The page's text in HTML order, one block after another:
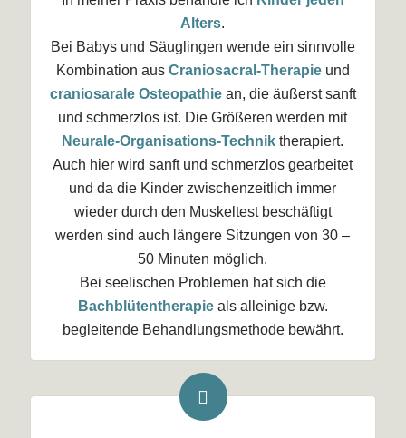
Alters.
Bei Babys und Säuglingen wende ein sinnvolle
Kombination aus Craniosacral-Therapieund
craniosarale Osteopathiean, die äußerst sanft
und schmerzlos ist. Die Größeren werden mit
Neurale-Organisations-Technik therapiert.
Auch hier wird sanft und schmerzlos gearbeitet
und da die Kinder zwischenzeitlich immer
wieder durch den Muskeltest beschäftigt
werden sind auch längere Sitzungen von 30 –
50 Minuten möglich.
Bei seelischen Problemen hat sich die
Bachblütentherapieals alleinige bzw.
begleitende Behandlungsmethode bewährt.